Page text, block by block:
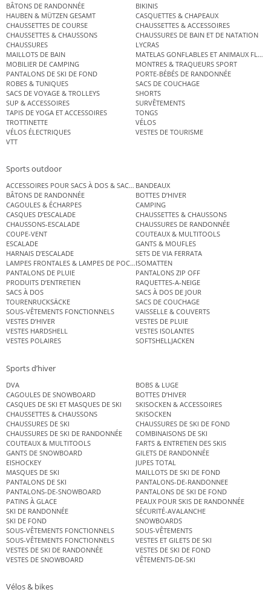
BÂTONS DE RANDONNÉE
BIKINIS
HAUBEN & MÜTZEN GESAMT
CASQUETTES & CHAPEAUX
CHAUSSETTES DE COURSE
CHAUSSETTES & ACCESSOIRES
CHAUSSETTES & CHAUSSONS
CHAUSSURES DE BAIN ET DE NATATION
CHAUSSURES
LYCRAS
MAILLOTS DE BAIN
MATELAS GONFLABLES ET ANIMAUX
MOBILIER DE CAMPING
MONTRES & TRAQUEURS SPORT
PANTALONS DE SKI DE FOND
PORTE-BÉBÉS DE RANDONNÉE
ROBES & TUNIQUES
SACS DE COUCHAGE
SACS DE VOYAGE & TROLLEYS
SHORTS
SUP & ACCESSOIRES
SURVÊTEMENTS
TAPIS DE YOGA ET ACCESSOIRES
TONGS
TROTTINETTE
VÉLOS
VÉLOS ÉLECTRIQUES
VESTES DE TOURISME
VTT
Sports outdoor
ACCESSOIRES POUR SACS À DOS & SACS ÉTANCHES
BANDEAUX
BÂTONS DE RANDONNÉE
BOTTES D’HIVER
CAGOULES & ÉCHARPES
CAMPING
CASQUES D’ESCALADE
CHAUSSETTES & CHAUSSONS
CHAUSSONS-ESCALADE
CHAUSSURES DE RANDONNÉE
COUPE-VENT
COUTEAUX & MULTITOOLS
ESCALADE
GANTS & MOUFLES
HARNAIS D’ESCALADE
SETS DE VIA FERRATA
LAMPES FRONTALES & LAMPES DE POCHEISOMATTEN
PANTALONS DE PLUIE
PANTALONS ZIP OFF
PRODUITS D’ENTRETIEN
RAQUETTES-A-NEIGE
SACS À DOS
SACS À DOS DE JOUR
TOURENRUCKSÄCKE
SACS DE COUCHAGE
SOUS-VÊTEMENTS FONCTIONNELS
VAISSELLE & COUVERTS
VESTES D’HIVER
VESTES DE PLUIE
VESTES HARDSHELL
VESTES ISOLANTES
VESTES POLAIRES
SOFTSHELLJACKEN
Sports d’hiver
DVA
BOBS & LUGE
CAGOULES DE SNOWBOARD
BOTTES D’HIVER
CASQUES DE SKI ET MASQUES DE SKI
SKISOCKEN & ACCESSOIRES
CHAUSSETTES & CHAUSSONS
SKISOCKEN
CHAUSSURES DE SKI
CHAUSSURES DE SKI DE FOND
CHAUSSURES DE SKI DE RANDONNÉE
COMBINAISONS DE SKI
COUTEAUX & MULTITOOLS
FARTS & ENTRETIEN DES SKIS
GANTS DE SNOWBOARD
GILETS DE RANDONNÉE
EISHOCKEY
JUPES TOTAL
MASQUES DE SKI
MAILLOTS DE SKI DE FOND
PANTALONS DE SKI
PANTALONS-DE-RANDONNEE
PANTALONS-DE-SNOWBOARD
PANTALONS DE SKI DE FOND
PATINS À GLACE
PEAUX POUR SKIS DE RANDONNÉE
SKI DE RANDONNÉE
SÉCURITÉ-AVALANCHE
SKI DE FOND
SNOWBOARDS
SOUS-VÊTEMENTS FONCTIONNELS
SOUS-VÊTEMENTS
SOUS-VÊTEMENTS FONCTIONNELS
VESTES ET GILETS DE SKI
VESTES DE SKI DE RANDONNÉE
VESTES DE SKI DE FOND
VESTES DE SNOWBOARD
VÊTEMENTS-DE-SKI
Vélos & bikes